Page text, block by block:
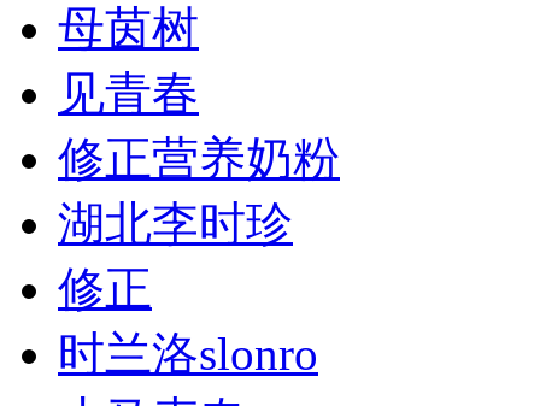
母茵树
见青春
修正营养奶粉
湖北李时珍
修正
时兰洛slonro